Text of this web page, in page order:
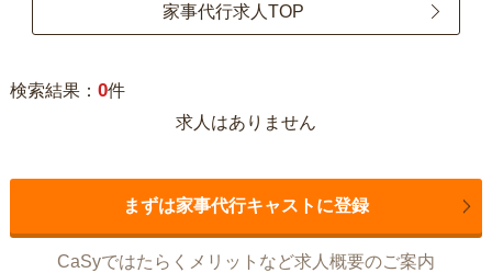
家事代行求人TOP
検索結果： 0件
求人はありません
まずは家事代行キャストに登録
CaSyではたらくメリットなど求人概要のご案内